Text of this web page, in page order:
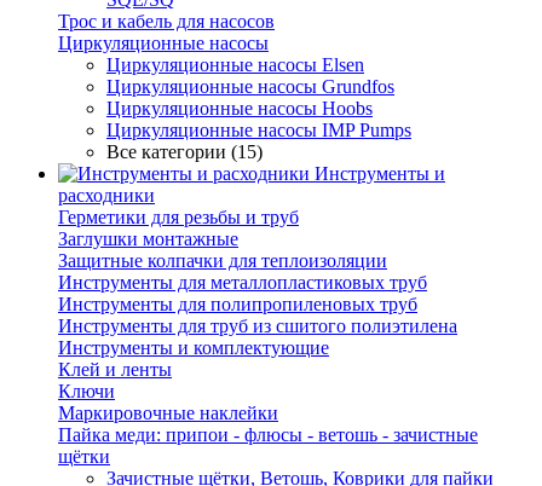
Трос и кабель для насосов
Циркуляционные насосы
Циркуляционные насосы Elsen
Циркуляционные насосы Grundfos
Циркуляционные насосы Hoobs
Циркуляционные насосы IMP Pumps
Все категории (15)
Инструменты и
расходники
Герметики для резьбы и труб
Заглушки монтажные
Защитные колпачки для теплоизоляции
Инструменты для металлопластиковых труб
Инструменты для полипропиленовых труб
Инструменты для труб из сшитого полиэтилена
Инструменты и комплектующие
Клей и ленты
Ключи
Маркировочные наклейки
Пайка меди: припои - флюсы - ветошь - зачистные
щётки
Зачистные щётки, Ветошь, Коврики для пайки